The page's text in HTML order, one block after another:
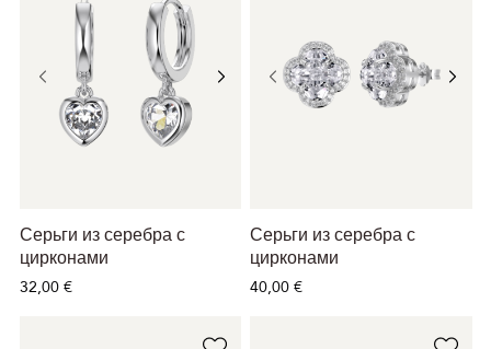
Серьги из серебра с
цирконами
32,00 €
Серьги из серебра с
цирконами
40,00 €